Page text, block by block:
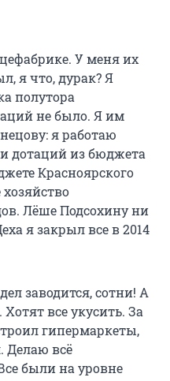
У меня их
я что, дурак? Я
полутора
не было. Я им
я работаю
дотаций из бюджета
Красноярского
Лёше Подсохину ни
я закрыл все в 2014
заводится, сотни! А
все укусить. За
гипермаркеты,
Делаю всё
были на уровне